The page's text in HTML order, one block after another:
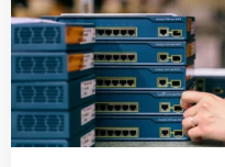
Was
ist
Datenvernichtung
und
warum